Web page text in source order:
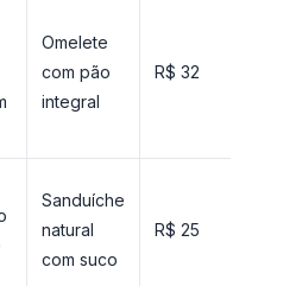
Omelete
com pão
integral
R$ 32
Sanduíche
natural
com suco
R$ 25